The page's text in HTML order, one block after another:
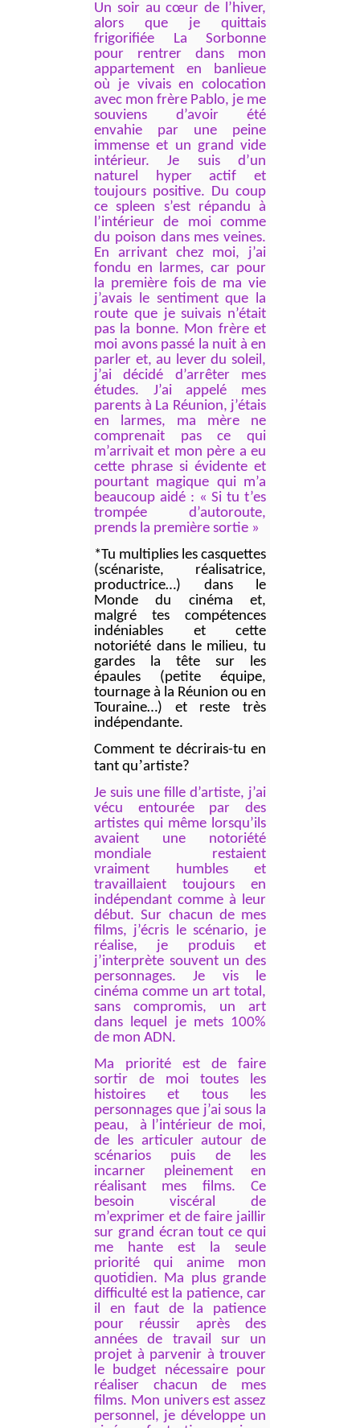
Un soir au cœur de l’hiver,
alors que je quittais
frigorifiée La Sorbonne
pour rentrer dans mon
appartement en banlieue
où je vivais en colocation
avec mon frère Pablo, je me
souviens d’avoir été
envahie par une peine
immense et un grand vide
intérieur. Je suis d’un
naturel hyper actif et
toujours positive. Du coup
ce spleen s’est répandu à
l’intérieur de moi comme
du poison dans mes veines.
En arrivant chez moi, j’ai
fondu en larmes, car pour
la première fois de ma vie
j’avais le sentiment que la
route que je suivais n’était
pas la bonne. Mon frère et
moi avons passé la nuit à en
parler et, au lever du soleil,
j’ai décidé d’arrêter mes
études. J’ai appelé mes
parents à La Réunion, j’étais
en larmes, ma mère ne
comprenait pas ce qui
m’arrivait et mon père a eu
cette phrase si évidente et
pourtant magique qui m’a
beaucoup aidé : « Si tu t’es
trompée d’autoroute,
prends la première sortie »
*Tu multiplies les casquettes
(scénariste, réalisatrice,
productrice…) dans le
Monde du cinéma et,
malgré tes compétences
indéniables et cette
notoriété dans le milieu, tu
gardes la tête sur les
épaules (petite équipe,
tournage à la Réunion ou en
Touraine…) et reste très
indépendante.
Comment te décrirais-tu en
tant qu’artiste?
Je suis une fille d’artiste, j’ai
vécu entourée par des
artistes qui même lorsqu’ils
avaient une notoriété
mondiale restaient
vraiment humbles et
travaillaient toujours en
indépendant comme à leur
début. Sur chacun de mes
films, j’écris le scénario, je
réalise, je produis et
j’interprète souvent un des
personnages. Je vis le
cinéma comme un art total,
sans compromis, un art
dans lequel je mets 100%
de mon ADN.
Ma priorité est de faire
sortir de moi toutes les
histoires et tous les
personnages que j’ai sous la
peau, à l’intérieur de moi,
de les articuler autour de
scénarios puis de les
incarner pleinement en
réalisant mes films. Ce
besoin viscéral de
m’exprimer et de faire jaillir
sur grand écran tout ce qui
me hante est la seule
priorité qui anime mon
quotidien. Ma plus grande
difficulté est la patience, car
il en faut de la patience
pour réussir après des
années de travail sur un
projet à parvenir à trouver
le budget nécessaire pour
réaliser chacun de mes
films. Mon univers est assez
personnel, je développe un